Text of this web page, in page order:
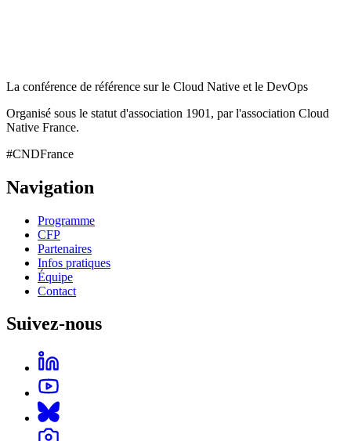
La conférence de référence sur le Cloud Native et le DevOps
Organisé sous le statut d'association 1901, par l'association Cloud
Native France.
#CNDFrance
Navigation
Programme
CFP
Partenaires
Infos pratiques
Équipe
Contact
Suivez-nous